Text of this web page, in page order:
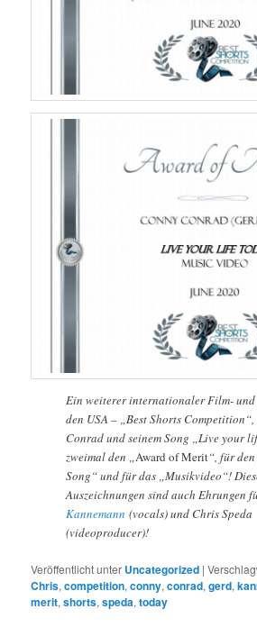
Ein weiterer internationaler Film-
den USA – „Best Shorts
Conrad und seinem Song „Live your
zweimal den „Award of Merit“, für
Song“ und für das „Musikvideo“!
Auszeichnungen sind auch Ehrungen
Kannemann (vocals) und Chris Speda
(videoproducer)!
Veröffentlicht unter Uncategorized |
Chris,competition,conny,conrad,gerd,
merit,shorts,speda,today